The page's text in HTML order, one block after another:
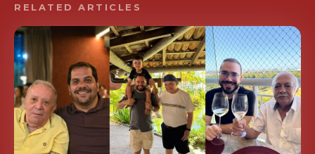
RELATED ARTICLES